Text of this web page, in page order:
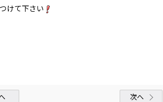
けて下さい
次へ